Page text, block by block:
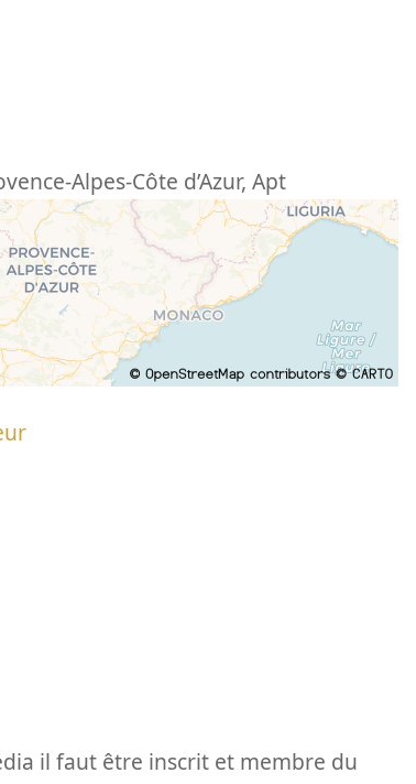
Alpes-Côte d’Azur, Apt
il faut être inscrit et membre du